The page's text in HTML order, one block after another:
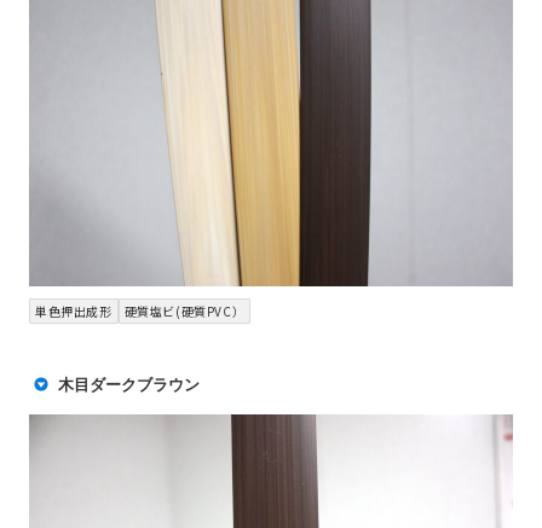
単色押出成形 硬質塩ビ(硬質PVC）
木目ダークブラウン